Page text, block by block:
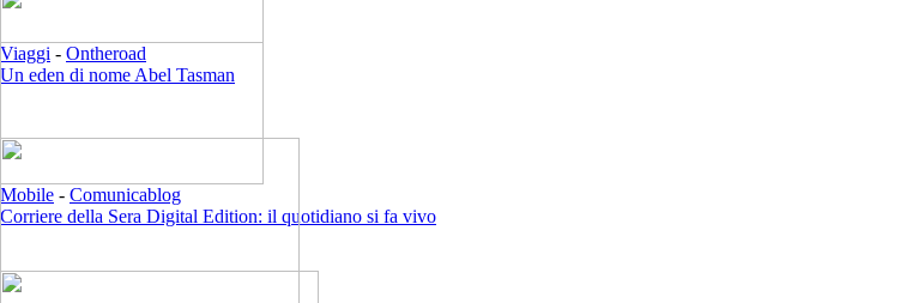
Viaggi - Ontheroad
Un eden di nome Abel Tasman
Mobile - Comunicablog
Corriere della Sera Digital Edition: il quotidiano si fa vivo